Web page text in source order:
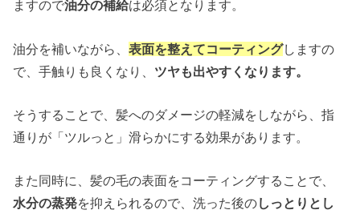
ますので油分の補給は必須となります。
油分を補いながら、表面を整えてコーティングしますの
で、手触りも良くなり、 ツヤも出やすくなります。
そうすることで、髪へのダメージの軽減をしながら、指
通りが「ツルっと」滑らかにする効果があります。
また同時に、髪の毛の表面をコーティングすることで、
水分の蒸発を抑えられるので、洗った後のしっとりとし